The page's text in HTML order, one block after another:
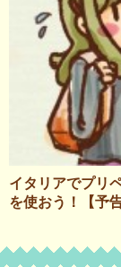
イタリアでプリ
を使おう！【予